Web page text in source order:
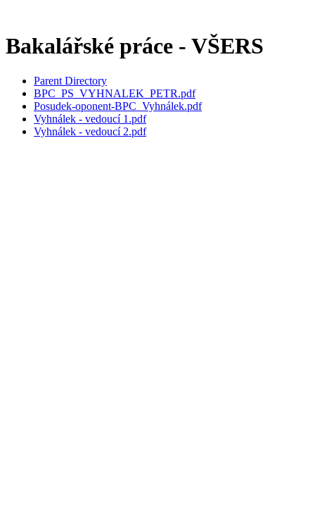
Bakalářské práce - VŠERS
Parent Directory
BPC_PS_VYHNALEK_PETR.pdf
Posudek-oponent-BPC_Vyhnálek.pdf
Vyhnálek - vedoucí 1.pdf
Vyhnálek - vedoucí 2.pdf